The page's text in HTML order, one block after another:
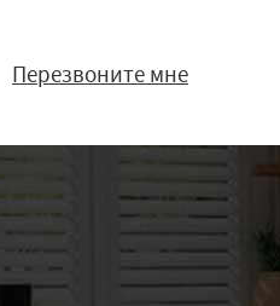
Перезвоните мне